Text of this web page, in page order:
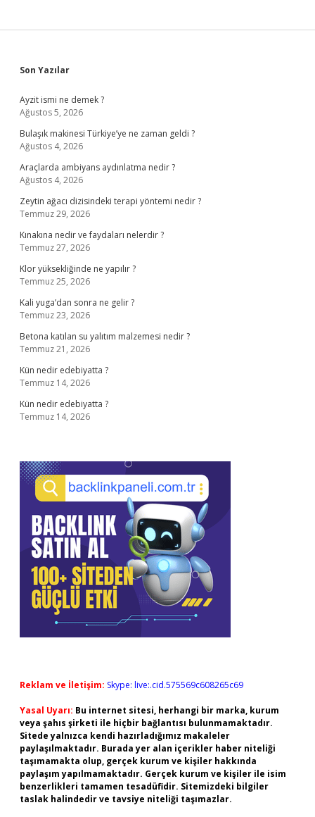
Sidebar
Son Yazılar
Ayzit ismi ne demek ?
Ağustos 5, 2026
Bulaşık makinesi Türkiye’ye ne zaman geldi ?
Ağustos 4, 2026
Araçlarda ambiyans aydınlatma nedir ?
Ağustos 4, 2026
Zeytin ağacı dizisindeki terapi yöntemi nedir ?
Temmuz 29, 2026
Kınakına nedir ve faydaları nelerdir ?
Temmuz 27, 2026
Klor yüksekliğinde ne yapılır ?
Temmuz 25, 2026
Kali yuga’dan sonra ne gelir ?
Temmuz 23, 2026
Betona katılan su yalıtım malzemesi nedir ?
Temmuz 21, 2026
Kün nedir edebiyatta ?
Temmuz 14, 2026
Kün nedir edebiyatta ?
Temmuz 14, 2026
Reklam ve İletişim: Skype: live:.cid.575569c608265c69
Yasal Uyarı: Bu internet sitesi, herhangi bir marka, kurum
veya şahıs şirketi ile hiçbir bağlantısı bulunmamaktadır.
Sitede yalnızca kendi hazırladığımız makaleler
paylaşılmaktadır. Burada yer alan içerikler haber niteliği
taşımamakta olup, gerçek kurum ve kişiler hakkında
paylaşım yapılmamaktadır. Gerçek kurum ve kişiler ile isim
benzerlikleri tamamen tesadüfidir. Sitemizdeki bilgiler
taslak halindedir ve tavsiye niteliği taşımazlar.